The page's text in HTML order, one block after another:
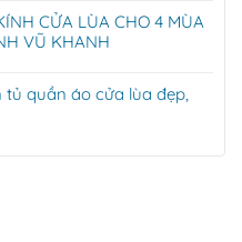
CỬA LÙA CHO 4 MÙA
VŨ KHANH
quần áo cửa lùa đẹp,